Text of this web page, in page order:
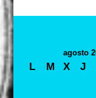
agosto
L M X J